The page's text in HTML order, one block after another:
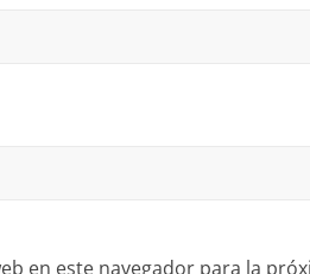
en este navegador para la